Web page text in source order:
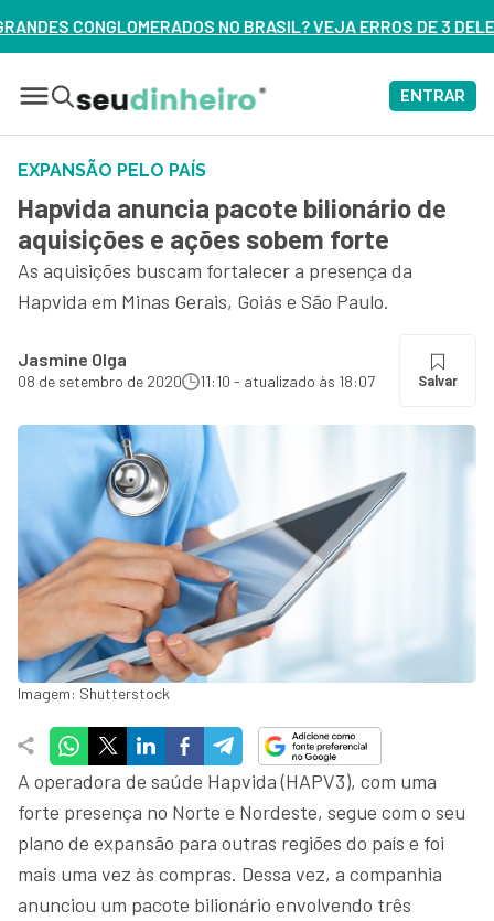
NO BRASIL? VEJA ERROS DE 3 DELES – ASSISTA AGORA
ENTRAR
EXPANSÃO PELO PAÍS
Hapvida anuncia pacote bilionário de
aquisições e ações sobem forte
As aquisições buscam fortalecer a presença da
Hapvida em Minas Gerais, Goiás e São Paulo.
Jasmine Olga
08 de setembro de 2020 11:10 - atualizado às 18:07 Salvar
Imagem: Shutterstock
A operadora de saúde Hapvida (HAPV3), com uma
forte presença no Norte e Nordeste, segue com o seu
plano de expansão para outras regiões do país e foi
mais uma vez às compras. Dessa vez, a companhia
anunciou um pacote bilionário envolvendo três